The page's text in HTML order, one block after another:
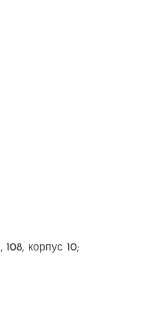
, 108, корпус 10;